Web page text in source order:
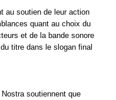
au soutien de leur action
quant au choix du
et de la bande sonore
titre dans le slogan final
soutiennent que